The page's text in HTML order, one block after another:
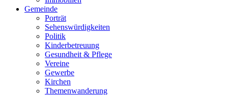
Gemeinde
Porträt
Sehenswürdigkeiten
Politik
Kinderbetreuung
Gesundheit & Pflege
Vereine
Gewerbe
Kirchen
Themenwanderung